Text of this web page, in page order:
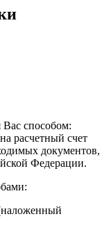
способом:
расчетный счет
документов,
Федерации.